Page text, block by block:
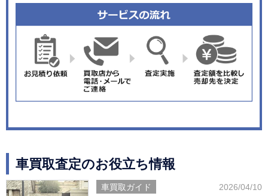
車買取査定のお役立ち情報
車買取ガイド 2026/04/10